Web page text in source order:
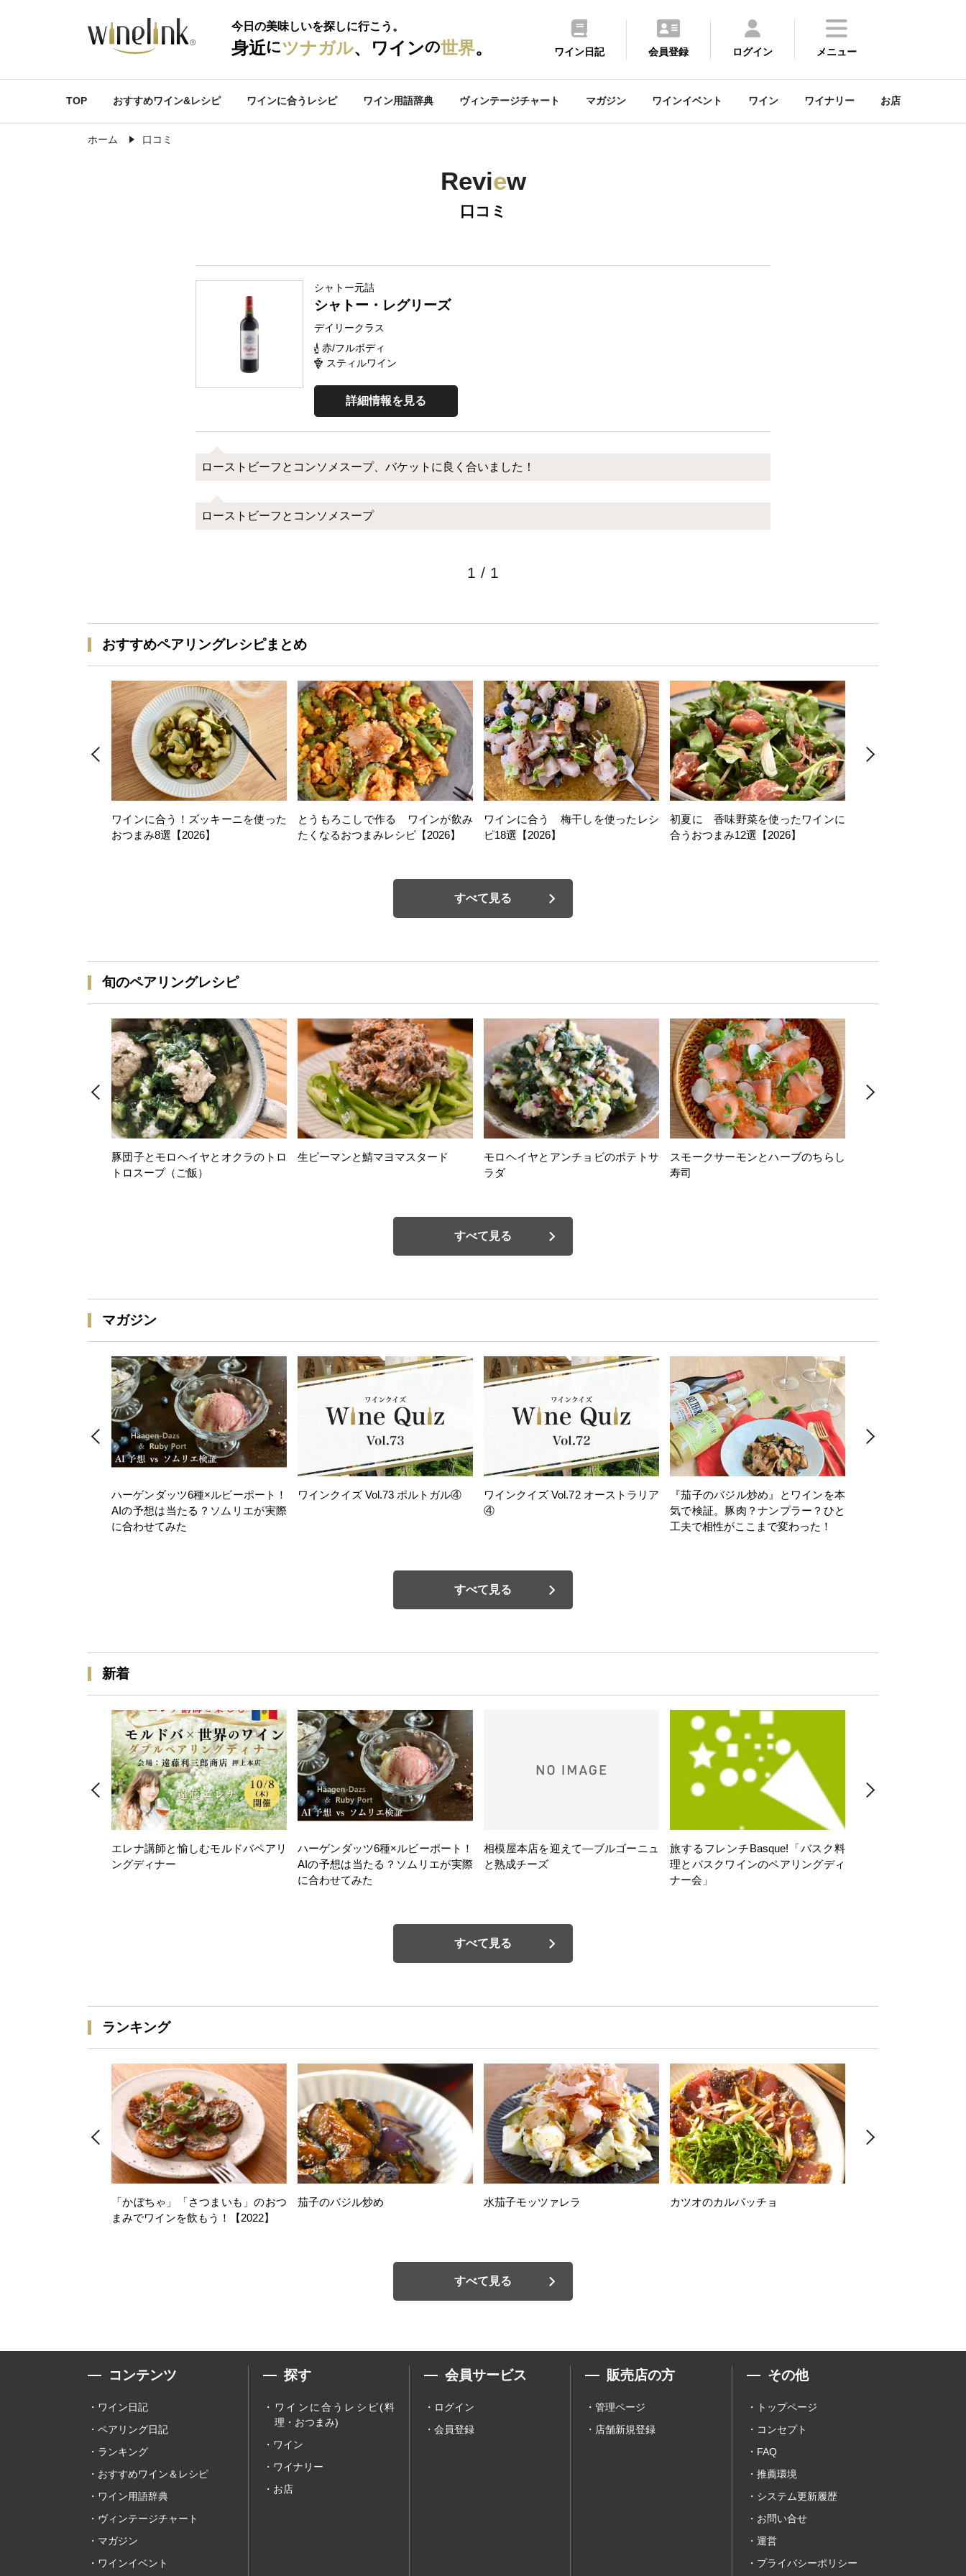
今日の美味しいを探しに行こう。
身近にツナガル、ワインの世界。 ワイン日記 会員登録 ログイン メニュー
TOP おすすめワイン&レシピ ワインに合うレシピ ワイン用語辞典 ヴィンテージチャート マガジン ワインイベント ワイン ワイナリー お店
ホーム 口コミ
Review
口コミ
シャトー元詰
シャトー・レグリーズ
デイリークラス
赤/フルボディ
スティルワイン
詳細情報を見る
ローストビーフとコンソメスープ、バケットに良く合いました！
ローストビーフとコンソメスープ
1 / 1
おすすめペアリングレシピまとめ
ワインに合う！ズッキーニを使った
おつまみ8選【2026】
とうもろこしで作る ワインが飲み
たくなるおつまみレシピ【2026】
ワインに合う 梅干しを使ったレシ
ピ18選【2026】
初夏に 香味野菜を使ったワインに
合うおつまみ12選【2026】
すべて見る
旬のペアリングレシピ
豚団子とモロヘイヤとオクラのトロ
トロスープ（ご飯）
生ピーマンと鯖マヨマスタード
モロヘイヤとアンチョビのポテトサ
ラダ
スモークサーモンとハーブのちらし
寿司
すべて見る
マガジン
ハーゲンダッツ6種×ルビーポート！
AIの予想は当たる？ソムリエが実際
に合わせてみた
ワインクイズ Vol.73 ポルトガル④
ワインクイズ Vol.72 オーストラリア
④
『茄子のバジル炒め』とワインを本
気で検証。豚肉？ナンプラー？ひと
工夫で相性がここまで変わった！
すべて見る
新着
エレナ講師と愉しむモルドバペアリ
ングディナー
ハーゲンダッツ6種×ルビーポート！
AIの予想は当たる？ソムリエが実際
に合わせてみた
相模屋本店を迎えて―ブルゴーニュ
と熟成チーズ
旅するフレンチBasque!「バスク料
理とバスクワインのペアリングディ
ナー会」
すべて見る
ランキング
「かぼちゃ」「さつまいも」のおつ
まみでワインを飲もう！【2022】
茄子のバジル炒め 水茄子モッツァレラ カツオのカルパッチョ
すべて見る
コンテンツ
ワイン日記
ペアリング日記
ランキング
おすすめワイン＆レシピ
ワイン用語辞典
ヴィンテージチャート
マガジン
ワインイベント
探す
ワインに合うレシピ(料
理・おつまみ)
ワイン
ワイナリー
お店
会員サービス
ログイン
会員登録
販売店の方
管理ページ
店舗新規登録
その他
トップページ
コンセプト
FAQ
推薦環境
システム更新履歴
お問い合せ
運営
プライバシーポリシー